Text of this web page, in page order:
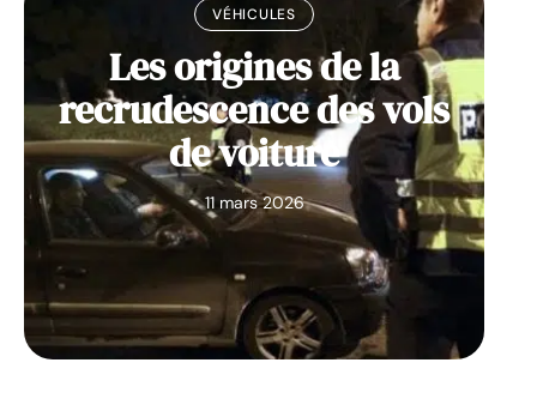
VÉHICULES
Les origines de la
recrudescence des vols
de voiture
11 mars 2026